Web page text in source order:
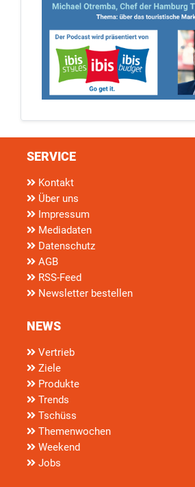
SERVICE
Kontakt
Über uns
Impressum
Mediadaten
Datenschutz
AGB
RSS-Feed
Newsletter bestellen
NEWS
Vertrieb
Ziele
Produkte
Trends
Tschüss
Themenwochen
Weekend
Jobs